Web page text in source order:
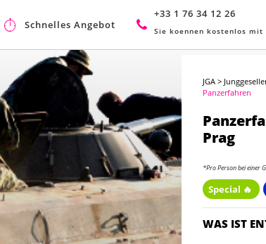
Schnelles Angebot
+33 1 76 34 12 26
Sie koennen kostenlos mit
JGA >
Panzerfahren
Prag
*Pro Person bei einer
Special 🔥
WAS IST